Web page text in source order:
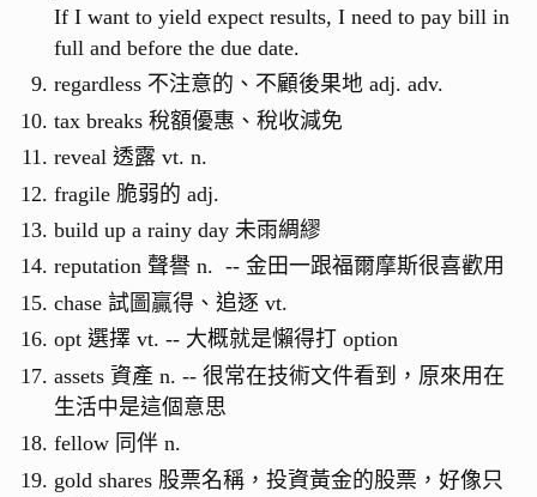
If I want to yield expect results, I need to pay bill in
full and before the due date.
regardless 不注意的、不顧後果地 adj. adv.
tax breaks 稅額優惠、稅收減免
reveal 透露 vt. n.
fragile 脆弱的 adj.
build up a rainy day 未雨綢繆
reputation 聲譽 n. -- 金田一跟福爾摩斯很喜歡用
chase 試圖贏得、追逐 vt.
opt 選擇 vt. -- 大概就是懶得打 option
assets 資產 n. -- 很常在技術文件看到，原來用在
生活中是這個意思
fellow 同伴 n.
gold shares 股票名稱，投資黃金的股票，好像只